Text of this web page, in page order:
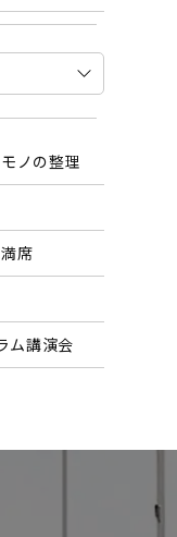
ノの整理
席
ム講演会